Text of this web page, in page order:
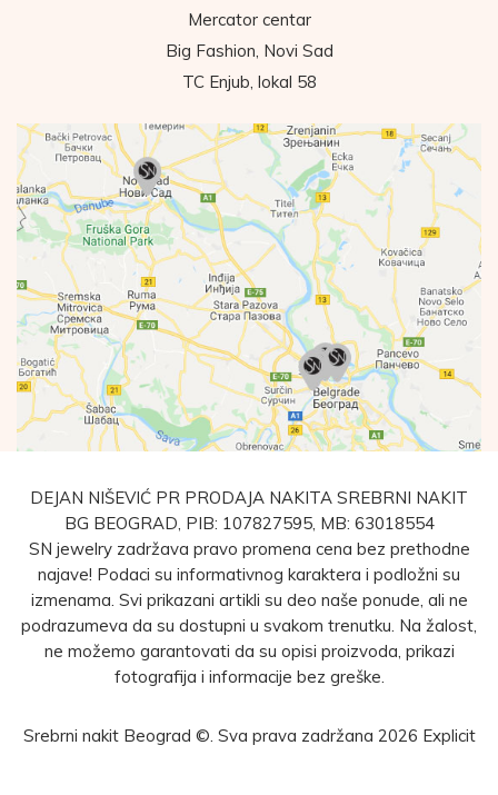
Mercator centar
Big Fashion, Novi Sad
TC Enjub, lokal 58
DEJAN NIŠEVIĆ PR PRODAJA NAKITA SREBRNI NAKIT
BG BEOGRAD, PIB: 107827595, MB: 63018554
SN jewelry zadržava pravo promena cena bez prethodne
najave! Podaci su informativnog karaktera i podložni su
izmenama. Svi prikazani artikli su deo naše ponude, ali ne
podrazumeva da su dostupni u svakom trenutku. Na žalost,
ne možemo garantovati da su opisi proizvoda, prikazi
fotografija i informacije bez greške.
Srebrni nakit Beograd ©. Sva prava zadržana 2026 Explicit